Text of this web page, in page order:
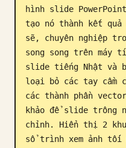
Cập nhật
hình slide
tạo nó thành kết
sẽ, chuyên nghiệp
song song trên máy
slide tiếng Nhật và
loại bỏ các tay cầm
các thành phần
khảo để slide trông
chỉnh. Hiển thị 2
sổ trình xem ảnh tối